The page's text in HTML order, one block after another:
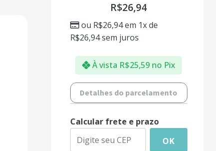
R$26,94
ou R$26,94em 1x de
R$26,94sem juros
À vista R$25,59 no Pix
Detalhes do parcelamento
Calcular frete e prazo
OK